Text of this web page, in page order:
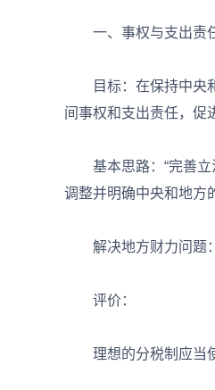
一、事权与支出责任
目标：在保持中央和
间事权和支出责任，促
基本思路：“完善立
调整并明确中央和地方
解决地方财力问题
评价：
理想的分税制应当使